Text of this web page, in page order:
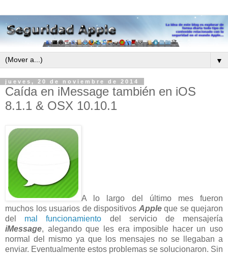
▼
jueves, 20 de noviembre de 2014
Caída en iMessage también en iOS
8.1.1 & OSX 10.10.1
A lo largo del último mes fueron
muchos los usuarios de dispositivos Apple que se quejaron
del mal funcionamiento del servicio de mensajería
iMessage, alegando que les era imposible hacer un uso
normal del mismo ya que los mensajes no se llegaban a
enviar. Eventualmente estos problemas se solucionaron. Sin